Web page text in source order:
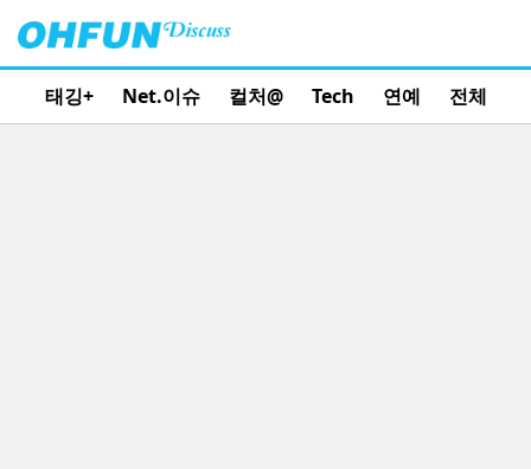
태깅+ Net.이슈 컬처@ Tech 연예 전체